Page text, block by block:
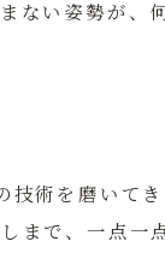
ない姿勢が、
技術を磨いて
まで、一点一